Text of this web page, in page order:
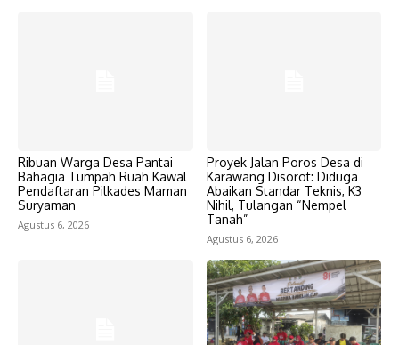
Ribuan Warga Desa Pantai
Bahagia Tumpah Ruah Kawal
Pendaftaran Pilkades Maman
Suryaman
Agustus 6, 2026
Proyek Jalan Poros Desa di
Karawang Disorot: Diduga
Abaikan Standar Teknis, K3
Nihil, Tulangan “Nempel
Tanah”
Agustus 6, 2026